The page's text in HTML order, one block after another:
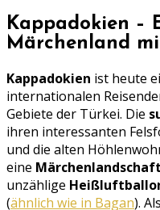
Kappadokien –
Märchenland
Kappadokien ist heute
internationalen
Gebiete der Türkei. Die
ihren interessanten
und die alten
eine Märchenlandschaft
unzählige
(ähnlich wie in Bagan). Als